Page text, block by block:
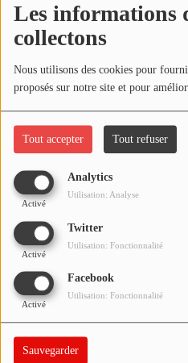
Les informations
collectons
Nous utilisons des cookies pour
proposés sur notre site et pour
Tout accepter Tout refuser
Analytics
Activé
Utilisation: Analyse
Twitter
Activé
Utilisation: Fonctionnalité
Facebook
Activé
Utilisation: Fonctionnalité
Sauvegarder
NOS PROGRAMMES COURTS
ARCHIVES - SAISONS PASSÉES
VOS ÉMISSIONS EN IMAGES
ANNONCEURS & ESPACE PRO
VOTRE PUBLICITÉ SUR PONTACQ
LOCATION DE STUDIOS
ÉDUCATION AUX MÉDIAS ET À
L'INFORMATION
EN QUOI ÇA CONSISTE ?
ÉCOUTEZ LES PRODUCTIONS
Écouter le podcast
Télécharger le podcast